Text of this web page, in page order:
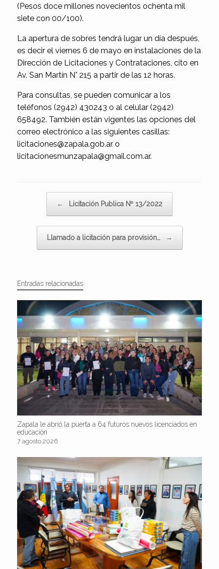
(Pesos doce millones novecientos ochenta mil
siete con 00/100).
La apertura de sobres tendrá lugar un día después,
es decir el viernes 6 de mayo en instalaciones de la
Dirección de Licitaciones y Contrataciones, cito en
Av. San Martín N° 215 a partir de las 12 horas.
Para consultas, se pueden comunicar a los
teléfonos (2942) 430243 o al celular (2942)
658492. También están vigentes las opciones del
correo electrónico a las siguientes casillas:
licitaciones@zapala.gob.ar o
licitacionesmunzapala@gmail.com.ar.
← Licitación Publica Nº 13/2022
Llamado a licitación para provisión… →
Entradas relacionadas
Zapala le abrió la puerta a 64 futuros nuevos licenciados en
educación
7 agosto 2026